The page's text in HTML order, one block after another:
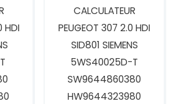
HDI
CALCULATEUR
PEUGEOT 307 2.0 HDI
SID801 SIEMENS
5WS40025D-T
SW9644860380
HW9644323980